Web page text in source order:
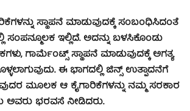
ಸ್ಥಾಪನೆ ಮಾಡುವುದಕ್ಕೆ ಸಂಬಂಧಿಸಿದಂತೆ
ಸಂಪನ್ಮೂಲಕ ಇಲ್ಲಿದೆ. ಅದನ್ನು ಬಳಸಿಕೊಂಡು
ಗಾರ್ಮೆಂಟ್ಸ್ ಸ್ಥಾಪನೆ ಮಾಡುವುದಕ್ಕೆ ಅಗತ್ಯ
ಈ ಭಾಗದಲ್ಲಿ ಜಿನ್ಸ್ ಉತ್ಪಾದನೆಗೆ
ಮೂಲಕ ಆ ಕೈಗಾರಿಕೆಗಳನ್ನು ನಮ್ಮ ಸರಕಾರ
ಅವರು ಭರವಸೆ ನೀಡಿದರು.